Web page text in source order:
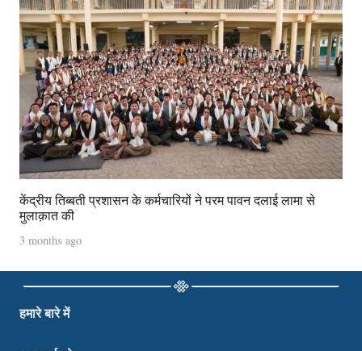
केंद्रीय तिब्बती प्रशासन के कर्मचारियों ने परम पावन दलाई लामा से
मुलाक़ात की
3 months ago
हमारे बारे में